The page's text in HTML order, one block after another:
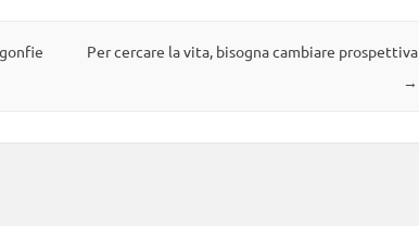
Per cercare la vita, bisogna cambiare prospettiva
→